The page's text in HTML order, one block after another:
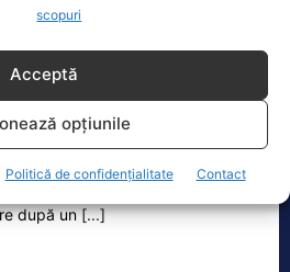
scopuri
Acceptă
opțiunile
Politică de confidențialitate Contact
George Bucurică, de la
de pe lângă Tribunalul
după un[...]